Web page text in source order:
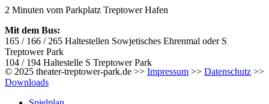
2 Minuten vom Parkplatz Treptower Hafen
Mit dem Bus:
165 / 166 / 265 Haltestellen Sowjetisches Ehrenmal oder S
Treptower Park
104 / 194 Haltestelle S Treptower Park
© 2025 theater-treptower-park.de >> Impressum >> Datenschutz >>
Downloads